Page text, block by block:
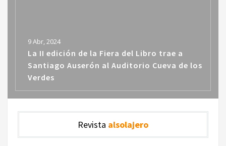
9 Abr, 2024
La II edición de la Fiera del Libro trae a
Santiago Auserón al Auditorio Cueva de los
Verdes
Revista alsolajero